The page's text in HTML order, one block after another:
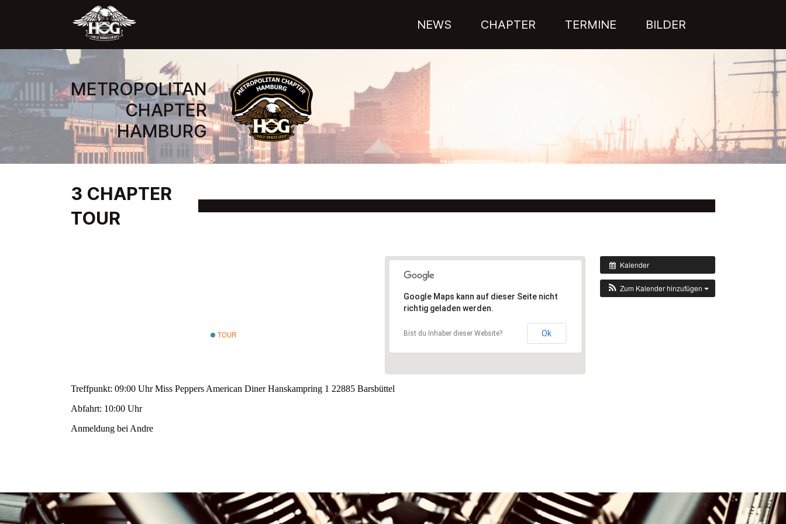
NEWS CHAPTER TERMINE BILDER
METROPOLITAN
CHAPTER
HAMBURG
3 CHAPTER
TOUR
Kalender
Zum Kalender hinzufügen
Google Maps kann auf dieser Seite nicht
richtig geladen werden.
Bist du Inhaber dieser Website? Ok
TOUR
Treffpunkt: 09:00 Uhr Miss Peppers American Diner Hanskampring 1 22885 Barsbüttel
Abfahrt: 10:00 Uhr
Anmeldung bei Andre